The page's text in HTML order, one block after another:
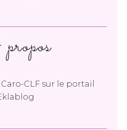
Caro-CLFsur le portail